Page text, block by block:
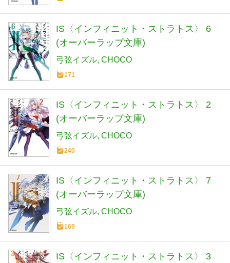
IS〈インフィニット・ストラトス〉 6
(オーバーラップ文庫)
弓弦イズル CHOCO
171
IS〈インフィニット・ストラトス〉 2
(オーバーラップ文庫)
弓弦イズル CHOCO
240
IS〈インフィニット・ストラトス〉 7
(オーバーラップ文庫)
弓弦イズル CHOCO
169
IS〈インフィニット・ストラトス〉 3